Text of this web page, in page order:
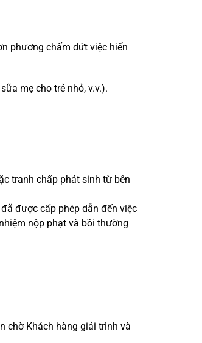
phương chấm dứt việc hiển
mẹ cho trẻ nhỏ, v.v.).
tranh chấp phát sinh từ bên
được cấp phép dẫn đến việc
nộp phạt và bồi thường
chờ Khách hàng giải trình và